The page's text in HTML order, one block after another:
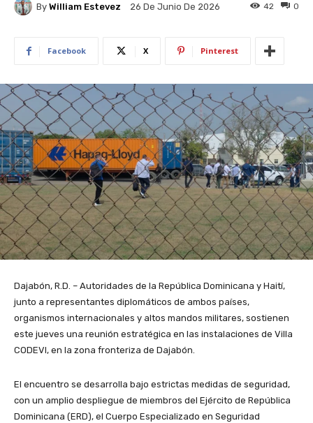
By William Estevez 26 De Junio De 2026 0
42
Facebook X Pinterest
Dajabón, R.D. – Autoridades de la República Dominicana y Haití,
junto a representantes diplomáticos de ambos países,
organismos internacionales y altos mandos militares, sostienen
este jueves una reunión estratégica en las instalaciones de Villa
CODEVI, en la zona fronteriza de Dajabón.
El encuentro se desarrolla bajo estrictas medidas de seguridad,
con un amplio despliegue de miembros del Ejército de República
Dominicana (ERD), el Cuerpo Especializado en Seguridad